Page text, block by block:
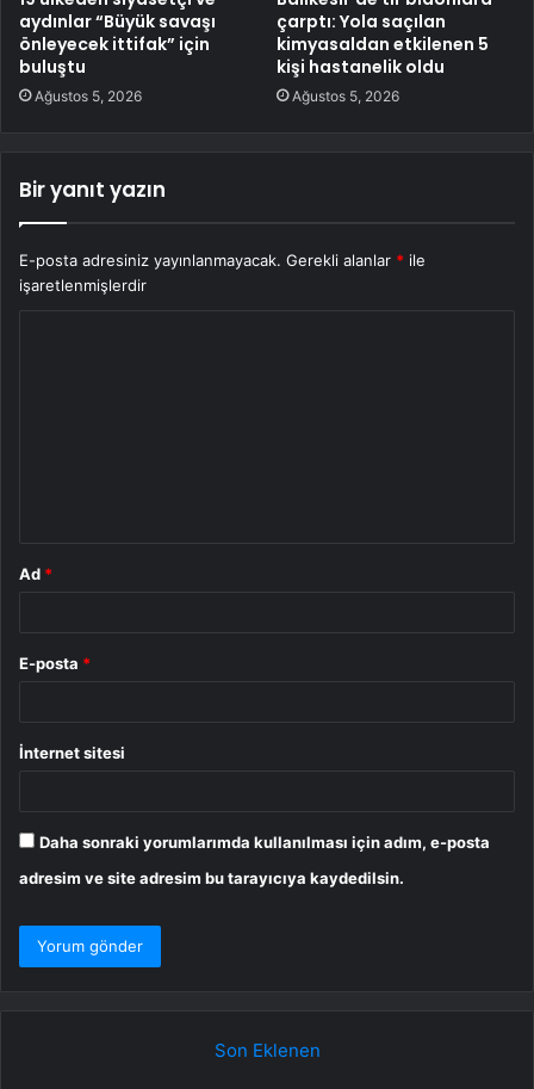
aydınlar “Büyük savaşı
önleyecek ittifak” için
buluştu
Ağustos 5, 2026
çarptı: Yola saçılan
kimyasaldan etkilenen 5
kişi hastanelik oldu
Ağustos 5, 2026
Bir yanıt yazın
E-posta adresiniz yayınlanmayacak. Gerekli alanlar * ile
işaretlenmişlerdir
Ad *
E-posta *
İnternet sitesi
Daha sonraki yorumlarımda kullanılması için adım, e-posta
adresim ve site adresim bu tarayıcıya kaydedilsin.
Son Eklenen